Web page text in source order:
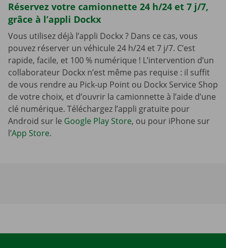
Réservez votre camionnette 24 h/24 et 7 j/7,
grâce à l’appli Dockx
Vous utilisez déjà l’appli Dockx ? Dans ce cas, vous
pouvez réserver un véhicule 24 h/24 et 7 j/7. C’est
rapide, facile, et 100 % numérique ! L’intervention d’un
collaborateur Dockx n’est même pas requise : il suffit
de vous rendre au Pick-up Point ou Dockx Service Shop
de votre choix, et d’ouvrir la camionnette à l’aide d’une
clé numérique. Téléchargez l’appli gratuite pour
Android sur le Google Play Store, ou pour iPhone sur
l’App Store.